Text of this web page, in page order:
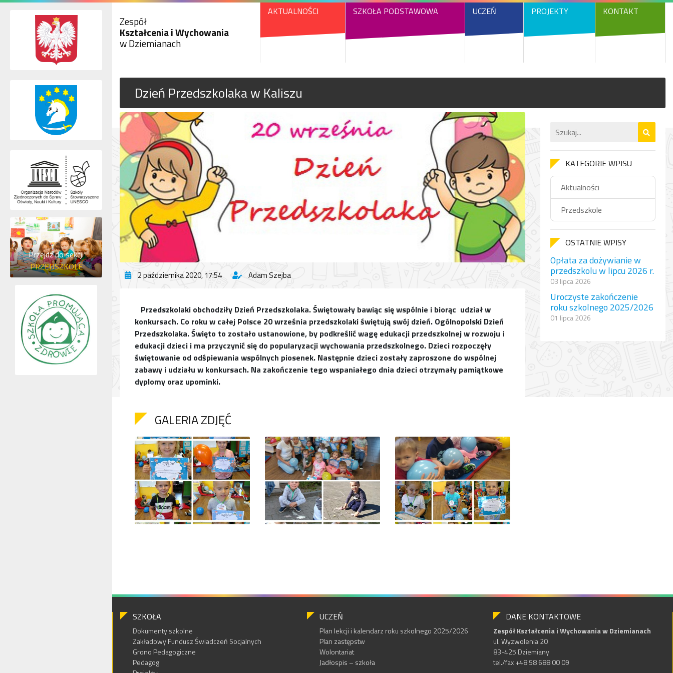
Zespół
Kształcenia i Wychowania
w Dziemianach
AKTUALNOŚCI SZKOŁA PODSTAWOWA UCZEŃ PROJEKTY KONTAKT
Dzień Przedszkolaka w Kaliszu
2 października 2020, 17:54 Adam Szejba
Przedszkolaki obchodziły Dzień Przedszkolaka. Świętowały bawiąc się wspólnie i biorąc udział w
konkursach. Co roku w całej Polsce 20 września przedszkolaki świętują swój dzień. Ogólnopolski Dzień
Przedszkolaka. Święto to zostało ustanowione, by podkreślić wagę edukacji przedszkolnej w rozwoju i
edukacji dzieci i ma przyczynić się do popularyzacjiwychowania przedszkolnego. Dzieci rozpoczęły
świętowanie od odśpiewania wspólnych piosenek. Następnie dzieci zostały zaproszone do wspólnej
zabawy i udziału w konkursach. Na zakończenie tego wspaniałego dnia dzieci otrzymały pamiątkowe
dyplomy oraz upominki.
GALERIA ZDJĘĆ
KATEGORIE WPISU
Aktualności
Przedszkole
OSTATNIE WPISY
Opłata za dożywianie w
przedszkolu w lipcu 2026 r.
03 lipca 2026
Uroczyste zakończenie
roku szkolnego 2025/2026
01 lipca 2026
SZKOŁA
Dokumenty szkolne
Zakładowy Fundusz Świadczeń Socjalnych
Grono Pedagogiczne
Pedagog
UCZEŃ
Plan lekcji i kalendarz roku szkolnego 2025/2026
Plan zastępstw
Wolontariat
Jadłospis – szkoła
DANE KONTAKTOWE
Zespół Kształcenia i Wychowania w Dziemianach
ul. Wyzwolenia 20
83-425 Dziemiany
tel./fax +48 58 688 00 09
Przejdź do sekcji
PRZEDSZKOLE